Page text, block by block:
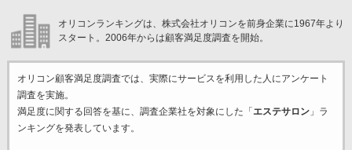
オリコンランキングは、株式会社オリコンを前身企業に1967年より
スタート。2006年からは顧客満足度調査を開始。
オリコン顧客満足度調査では、実際にサービスを利用した 人にアンケート
調査を実施。
満足度に関する回答を基に、調査企業社を対象にした「 エステサロン」ラ
ンキングを発表しています。